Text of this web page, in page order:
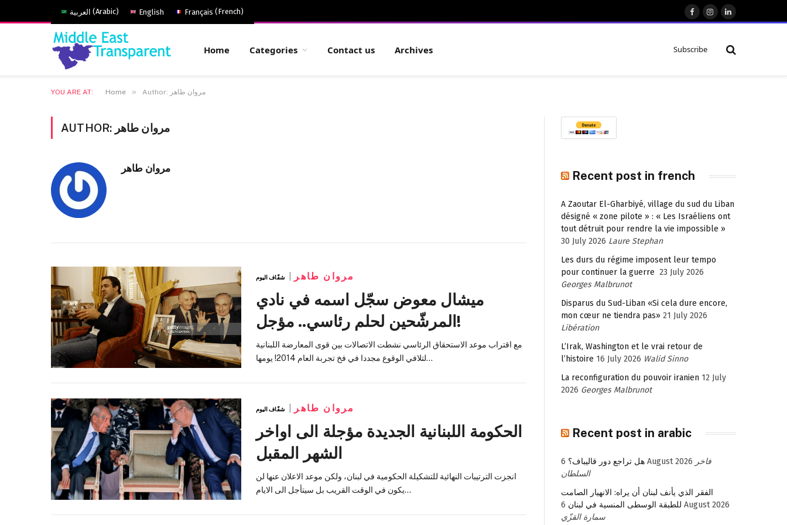
العربية (Arabic) English Français (French)
FacebookInstagram
LinkedIn
Home Categories Contact us Archives Subscribe
YOU ARE AT: Home » Author: مروان طاهر
AUTHOR: مروان طاهر
مروان طاهر
شفّاف اليوم مروان طاهر
ميشال معوض سجّل اسمه في نادي
المرشّحين لحلم رئاسي.. مؤجل!
مع اقتراب موعد الاستحقاق الرئاسي نشطت الاتصالات بين قوى المعارضة اللبنانية
لتلافي الوقوع مجددا في فخ تجربة العام 2014! يومها…
شفّاف اليوم مروان طاهر
الحكومة اللبنانية الجديدة مؤجلة الى اواخر
الشهر المقبل
انجزت الترتيبات النهائية للتشكيلة الحكومية في لبنان، ولكن موعد الاعلان عنها لن
يكون في الوقت القريب بل سيتأجل الى الايام…
Recent post in french
A Zaoutar El-Gharbiyé, village du sud du Liban
désigné « zone pilote » : « Les Israéliens ont
tout détruit pour rendre la vie impossible »
30 July 2026 Laure Stephan
Les durs du régime imposent leur tempo
pour continuer la guerre 23 July 2026
Georges Malbrunot
Disparus du Sud-Liban «Si cela dure encore,
mon cœur ne tiendra pas» 21 July 2026
Libération
L’Irak, Washington et le vrai retour de
l’histoire 16 July 2026 Walid Sinno
La reconfiguration du pouvoir iranien 12 July
2026 Georges Malbrunot
Recent post in arabic
هل تراجع دور قاليباف؟ 6 August 2026 فاخر
السلطان
الفقر الذي يأنف لبنان أن يراه: الانهيار الصامت
للطبقة الوسطى المنسية في لبنان 6 August 2026
سمارة القزّي